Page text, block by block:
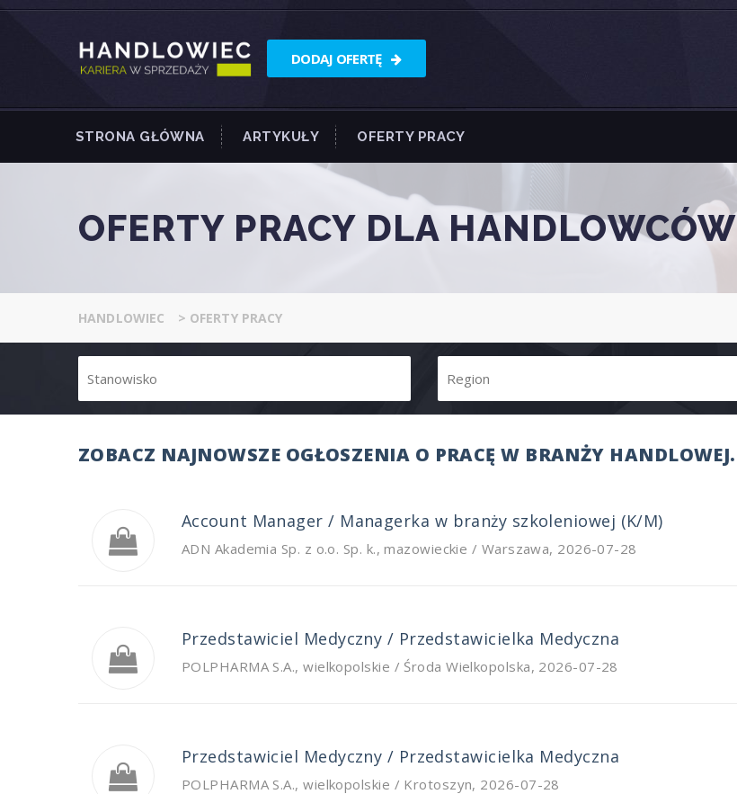
DODAJ OFERTĘ
STRONA GŁÓWNA ARTYKUŁY OFERTY PRACY
OFERTY PRACY DLA HANDLOWCÓW
HANDLOWIEC > OFERTY PRACY
ZOBACZ NAJNOWSZE OGŁOSZENIA O PRACĘ W BRANŻY HANDLOWEJ.
Account Manager / Managerka w branży szkoleniowej (K/M)
ADN Akademia Sp. z o.o. Sp. k.,mazowieckie / Warszawa, 2026-07-28
Przedstawiciel Medyczny / Przedstawicielka Medyczna
POLPHARMA S.A.,wielkopolskie / Środa Wielkopolska, 2026-07-28
Przedstawiciel Medyczny / Przedstawicielka Medyczna
POLPHARMA S.A.,wielkopolskie / Krotoszyn, 2026-07-28